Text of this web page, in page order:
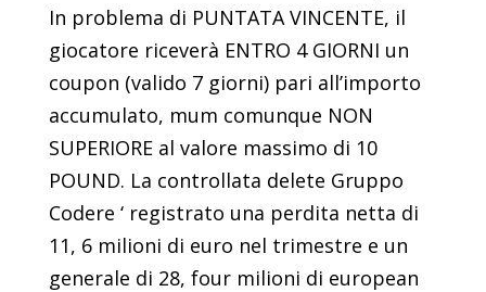
In problema di PUNTATA VINCENTE, il
giocatore riceverà ENTRO 4 GIORNI un
coupon (valido 7 giorni) pari all’importo
accumulato, mum comunque NON
SUPERIORE al valore massimo di 10
POUND. La controllata delete Gruppo
Codere ‘ registrato una perdita netta di
11, 6 milioni di euro nel trimestre e un
generale di 28, four milioni di european